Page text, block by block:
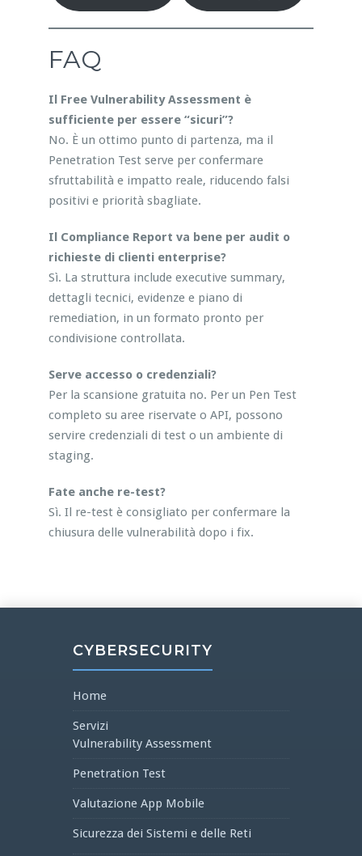
FAQ
Il Free Vulnerability Assessment è
sufficiente per essere “sicuri”?
No. È un ottimo punto di partenza, ma il
Penetration Test serve per confermare
sfruttabilità e impatto reale, riducendo falsi
positivi e priorità sbagliate.
Il Compliance Report va bene per audit o
richieste di clienti enterprise?
Sì. La struttura include executive summary,
dettagli tecnici, evidenze e piano di
remediation, in un formato pronto per
condivisione controllata.
Serve accesso o credenziali?
Per la scansione gratuita no. Per un Pen Test
completo su aree riservate o API, possono
servire credenziali di test o un ambiente di
staging.
Fate anche re-test?
Sì. Il re-test è consigliato per confermare la
chiusura delle vulnerabilità dopo i fix.
CYBERSECURITY
Home
Servizi
Vulnerability Assessment
Penetration Test
Valutazione App Mobile
Sicurezza dei Sistemi e delle Reti